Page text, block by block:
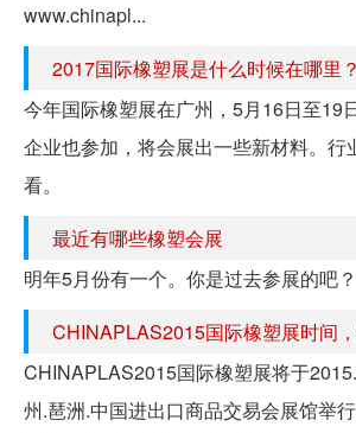
www.chinapl...
2017国际橡塑展是什么时候在哪里？
今年国际橡塑展在广州，5月16日至19
企业也参加，将会展出一些新材料。行
看。
最近有哪些橡塑会展
明年5月份有一个。你是过去参展的吧？
CHINAPLAS2015国际橡塑展时间
CHINAPLAS2015国际橡塑展将于
州.琶洲.中国进出口商品交易会展馆举